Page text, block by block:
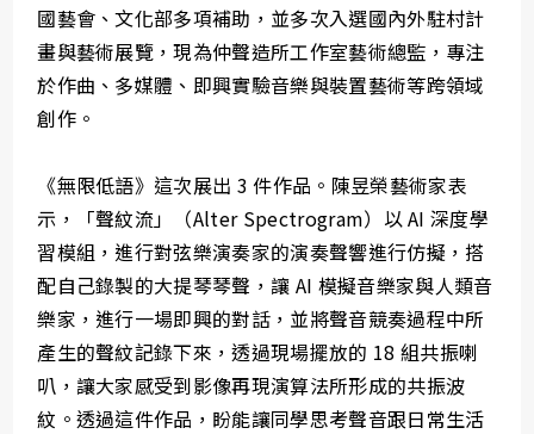
國藝會、文化部多項補助，並多次入選國內外駐村計
畫與藝術展覽，現為仲聲造所工作室藝術總監，專注
於作曲、多媒體、即興實驗音樂與裝置藝術等跨領域
創作。
《無限低語》這次展出 3 件作品。陳昱榮藝術家表
示，「聲紋流」（Alter Spectrogram）以 AI 深度學
習模組，進行對弦樂演奏家的演奏聲響進行仿擬，搭
配自己錄製的大提琴琴聲，讓 AI 模擬音樂家與人類音
樂家，進行一場即興的對話，並將聲音競奏過程中所
產生的聲紋記錄下來，透過現場擺放的 18 組共振喇
叭，讓大家感受到影像再現演算法所形成的共振波
紋。透過這件作品，盼能讓同學思考聲音跟日常生活